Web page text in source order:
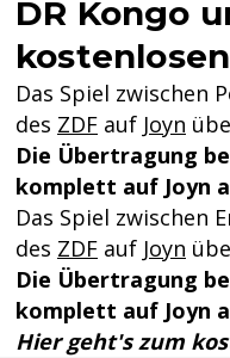
DR Kongo
Das Spiel zwischen
des ZDF auf Joyn
Die Übertragung
komplett auf Joyn
Das Spiel zwischen
des ZDF auf Joyn
Die Übertragung
komplett auf Joyn
Hier geht's zum